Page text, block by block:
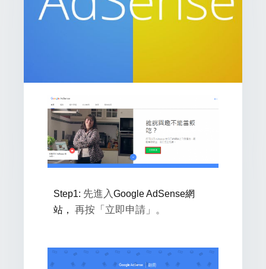
Step1: 先進入 Google AdSense網
站，
再按「立即申請」。